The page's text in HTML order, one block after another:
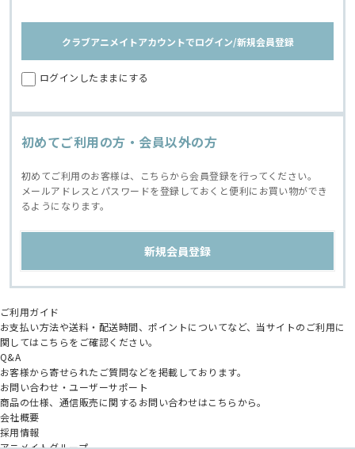
クラブアニメイトアカウントでログイン/新規会員登録
ログインしたままにする
初めてご利用の方・会員以外の方
初めてご利用のお客様は、こちらから会員登録を行ってください。
メールアドレスとパスワードを登録しておくと便利にお買い物ができ
るようになります。
ご利用ガイド
お支払い方法や送料・配送時間、ポイントについてなど、当サイトのご利用に
関してはこちらをご確認ください。
Q&A
お客様から寄せられたご質問などを掲載しております。
お問い合わせ・ユーザーサポート
商品の仕様、通信販売に関するお問い合わせはこちらから。
会社概要
採用情報